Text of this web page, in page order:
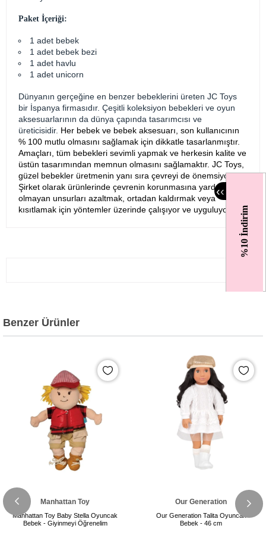
%10 İndirim
‹‹
Paket İçeriği:
1 adet bebek
1 adet bebek bezi
1 adet havlu
1 adet unicorn
Dünyanın gerçeğine en benzer bebeklerini üreten JC Toys
bir İspanya firmasıdır. Çeşitli koleksiyon bebekleri ve oyun
aksesuarlarının da dünya çapında tasarımcısı ve
üreticisidir. Her bebek ve bebek aksesuarı, son kullanıcının
% 100 mutlu olmasını sağlamak için dikkatle tasarlanmıştır.
Amaçları, tüm bebekleri sevimli yapmak ve herkesin kalite ve
üstün tasarımından memnun olmasını sağlamaktır. JC Toys,
güzel bebekler üretmenin yanı sıra çevreyi de önemsiyor.
Şirket olarak ürünlerinde çevrenin korunmasına yardımcı
olmayan unsurları azaltmak, ortadan kaldırmak veya
kısıtlamak için yöntemler üzerinde çalışıyor ve uyguluyor.
Benzer Ürünler
Manhattan Toy
Manhattan Toy Baby Stella Oyuncak
Bebek - Giyinmeyi Öğrenelim
Our Generation
Our Generation Talita Oyuncak
Bebek - 46 cm